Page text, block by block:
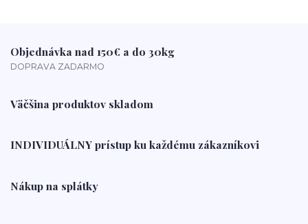
Objednávka nad 150€ a do 30kg
DOPRAVA ZADARMO
Väčšina produktov skladom
INDIVIDUÁLNY prístup ku každému zákazníkovi
Nákup na splátky